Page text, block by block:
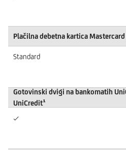
Plačilna debetna kartica Mastercard
Standard
Gotovinski dvigi na bankomatih
UniCredit¹
✓